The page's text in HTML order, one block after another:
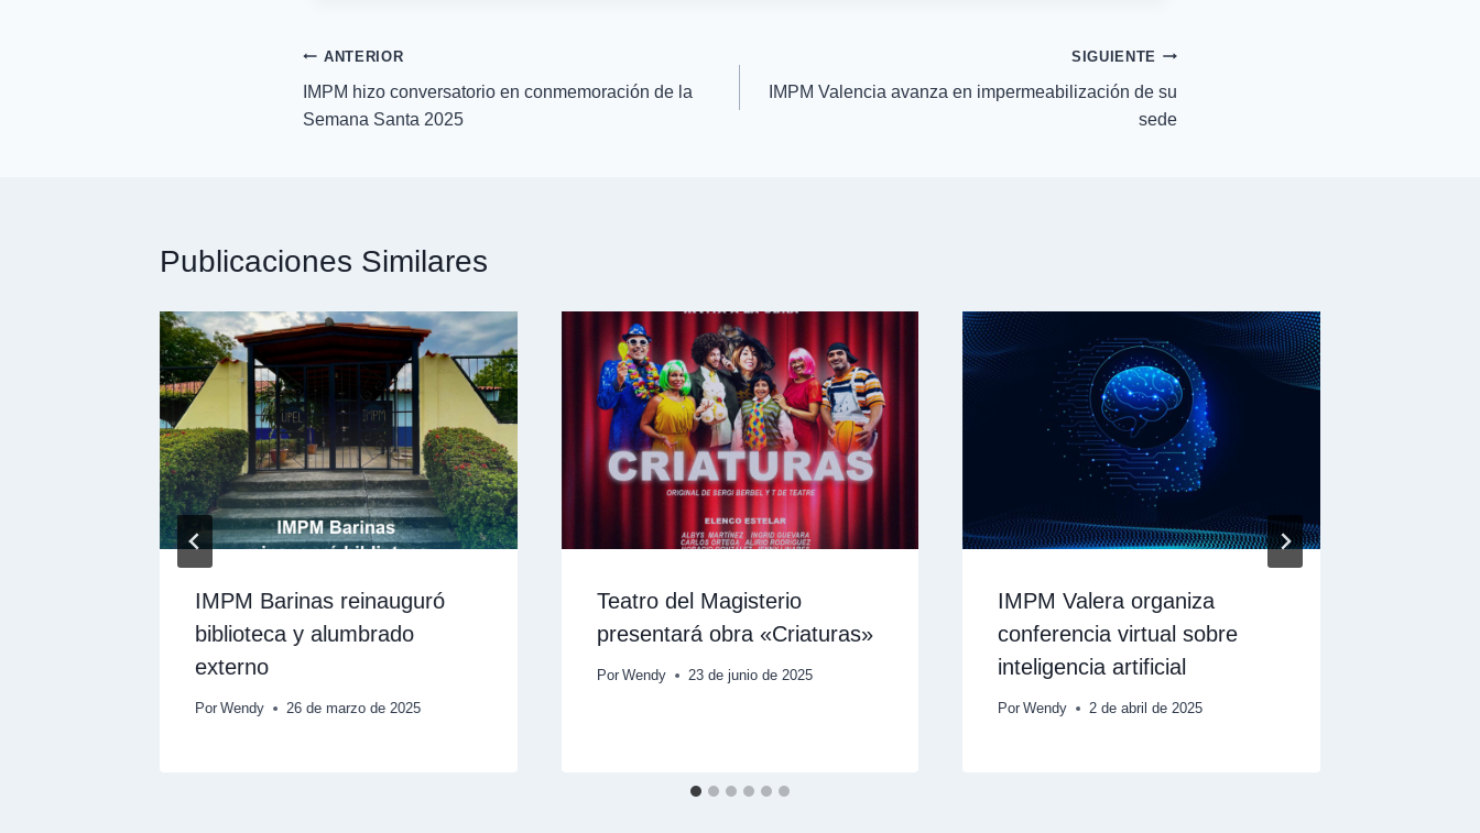
ANTERIOR
IMPM hizo conversatorio en conmemoración de la
Semana Santa 2025
SIGUIENTE
IMPM Valencia avanza en impermeabilización de su
sede
Publicaciones Similares
IMPM Barinas reinauguró
biblioteca y alumbrado
externo
Por Wendy 26 de marzo de 2025
Teatro del Magisterio
presentará obra «Criaturas»
Por Wendy 23 de junio de 2025
IMPM Valera organiza
conferencia virtual sobre
inteligencia artificial
Por Wendy 2 de abril de 2025